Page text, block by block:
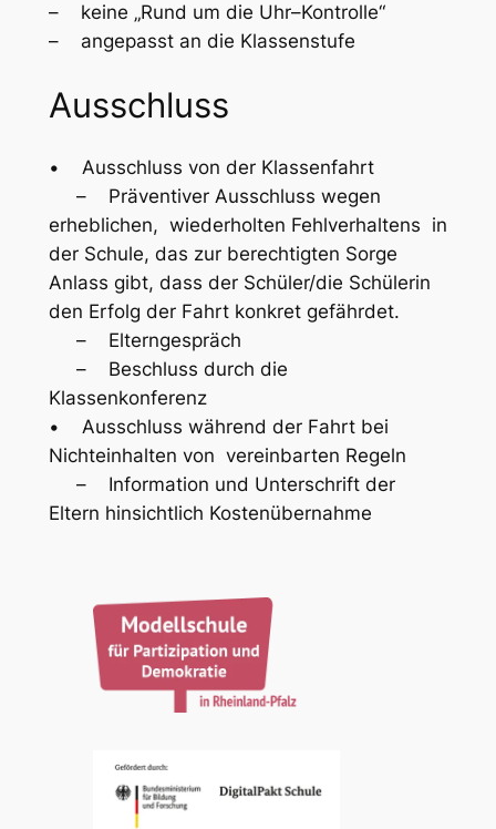
– keine „Rund um die Uhr–Kontrolle“
– angepasst an die Klassenstufe
Ausschluss
• Ausschluss von der Klassenfahrt
– Präventiver Ausschluss wegen
erheblichen, wiederholten Fehlverhaltens in
der Schule, das zur berechtigten Sorge
Anlass gibt, dass der Schüler/die Schülerin
den Erfolg der Fahrt konkret gefährdet.
– Elterngespräch
– Beschluss durch die
Klassenkonferenz
• Ausschluss während der Fahrt bei
Nichteinhalten von vereinbarten Regeln
– Information und Unterschrift der
Eltern hinsichtlich Kostenübernahme